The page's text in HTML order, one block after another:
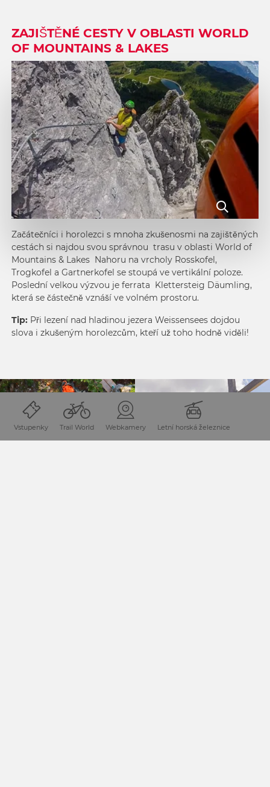
Vstupenky Trail World Webkamery Letní horská železnice
ZAJIŠTĚNÉ CESTY V OBLASTI WORLD
OF MOUNTAINS & LAKES
Začátečníci i horolezci s mnoha zkušenosmi na zajištěných
cestách si najdou svou správnou trasu v oblasti World of
Mountains & Lakes Nahoru na vrcholy Rosskofel,
Trogkofel a Gartnerkofel se stoupá ve vertikální poloze.
Poslední velkou výzvou je ferrata Klettersteig Däumling,
která se částečně vznáší ve volném prostoru.
Tip: Při lezení nad hladinou jezera Weissensees dojdou
slova i zkušeným horolezcům, kteří už toho hodně viděli!